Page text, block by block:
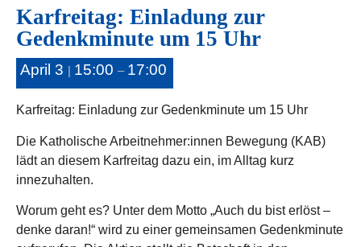
Karfreitag: Einladung zur
Gedenkminute um 15 Uhr
April 3 | 15:00 – 17:00
Karfreitag: Einladung zur Gedenkminute um 15 Uhr
Die Katholische Arbeitnehmer:innen Bewegung (KAB)
lädt an diesem Karfreitag dazu ein, im Alltag kurz
innezuhalten.
Worum geht es? Unter dem Motto „Auch du bist erlöst –
denke daran!“ wird zu einer gemeinsamen Gedenkminute